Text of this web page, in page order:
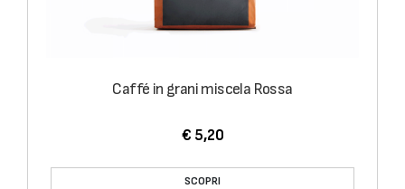
Caffé in grani miscela Rossa
€ 5,20
SCOPRI